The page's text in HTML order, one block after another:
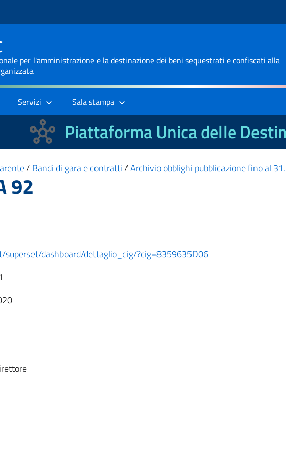
per l'amministrazione e la destinazione dei beni sequestrati e confiscati alla
Servizi Sala stampa
Piattaforma Unica delle
/Bandi di gara e contratti/Archivio obblighi pubblicazione fino al
92
superset/dashboard/dettaglio_cig/?cig=8359635D06